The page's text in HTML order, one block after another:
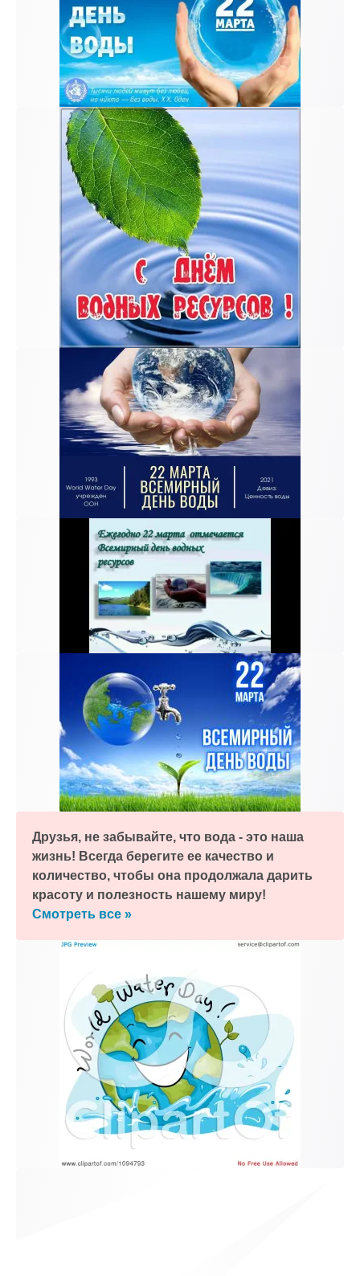
Друзья, не забывайте, что вода - это наша
жизнь! Всегда берегите ее качество и
количество, чтобы она продолжала дарить
красоту и полезность нашему миру!
Смотреть все »
и пришлем поздравление!